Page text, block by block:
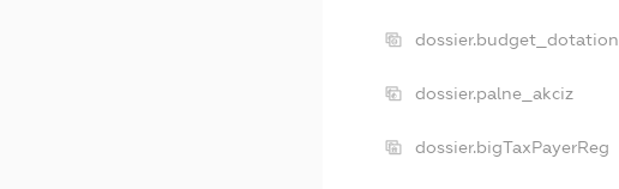
dossier.budget_dotation
dossier.palne_akciz
dossier.bigTaxPayerReg